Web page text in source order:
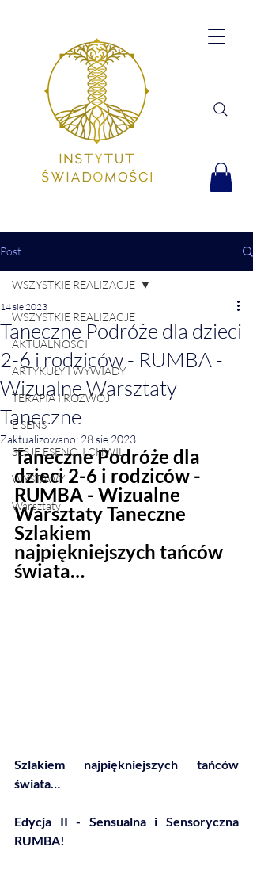
Post
WSZYSTKIE REALIZACJE
AKTUALNOŚCI
ARTYKUŁY I WYWIADY
TERAPIA I ROZWÓJ
E SENS
SESJE ESENCJI CHWIL
WYSTAWY
Warsztaty
WSZYSTKIE REALIZACJE
Taneczne Podróże dla dzieci
2-6 i rodziców - RUMBA -
Wizualne Warsztaty
Taneczne
14 sie 2023
Zaktualizowano: 28 sie 2023
Taneczne Podróże dla
dzieci 2-6 i rodziców -
RUMBA - Wizualne
Warsztaty Taneczne
Szlakiem
najpiękniejszych tańców
świata…
Szlakiem najpiękniejszych tańców
świata…
Edycja II - Sensualna i Sensoryczna
RUMBA!